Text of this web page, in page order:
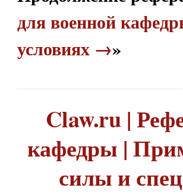
для военной
условиях →»
Claw.ru |
кафедры |
силы и